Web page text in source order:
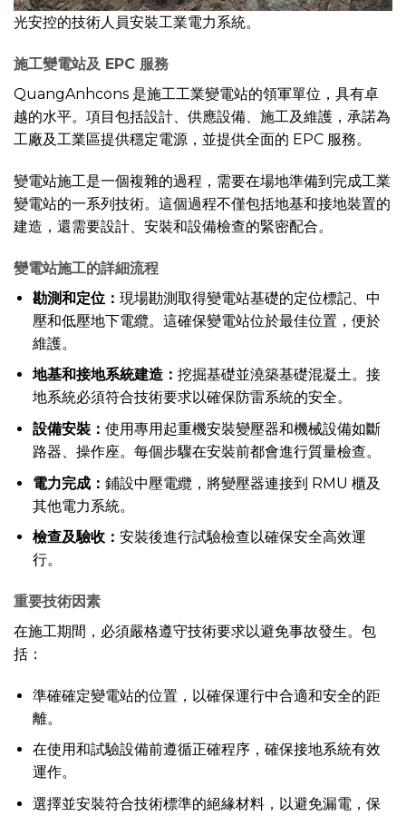
光安控的技術人員安裝工業電力系統。
施工變電站及 EPC 服務
QuangAnhcons 是施工工業變電站的領軍單位，具有卓
越的水平。項目包括設計、供應設備、施工及維護，承諾為
工廠及工業區提供穩定電源，並提供全面的 EPC 服務。
變電站施工是一個複雜的過程，需要在場地準備到完成工業
變電站的一系列技術。這個過程不僅包括地基和接地裝置的
建造，還需要設計、安裝和設備檢查的緊密配合。
變電站施工的詳細流程
勘測和定位： 現場勘測取得變電站基礎的定位標記、中
壓和低壓地下電纜。這確保變電站位於最佳位置，便於
維護。
地基和接地系統建造： 挖掘基礎並澆築基礎混凝土。接
地系統必須符合技術要求以確保防雷系統的安全。
設備安裝： 使用專用起重機安裝變壓器和機械設備如斷
路器、操作座。每個步驟在安裝前都會進行質量檢查。
電力完成： 鋪設中壓電纜，將變壓器連接到 RMU 櫃及
其他電力系統。
檢查及驗收： 安裝後進行試驗檢查以確保安全高效運
行。
重要技術因素
在施工期間，必須嚴格遵守技術要求以避免事故發生。包
括：
準確確定變電站的位置，以確保運行中合適和安全的距
離。
在使用和試驗設備前遵循正確程序，確保接地系統有效
運作。
選擇並安裝符合技術標準的絕緣材料，以避免漏電，保